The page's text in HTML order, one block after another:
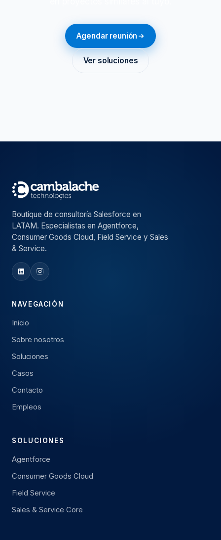
Agendar reunión
Ver soluciones
Boutique de consultoría Salesforce en
LATAM. Especialistas en Agentforce,
Consumer Goods Cloud, Field Service y Sales
& Service.
NAVEGACIÓN
Inicio
Sobre nosotros
Soluciones
Casos
Contacto
Empleos
SOLUCIONES
Agentforce
Consumer Goods Cloud
Field Service
Sales & Service Core